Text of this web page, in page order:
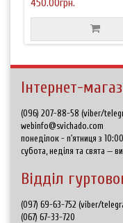
450.00грн.
Інтернет-
(096) 207-88-58 (viber/
webinfo@svichado.com
понеділок - п'ятниця з
субота, неділя та свята —
Відділ
(097) 69-63-752 (viber/
(067) 67-33-720